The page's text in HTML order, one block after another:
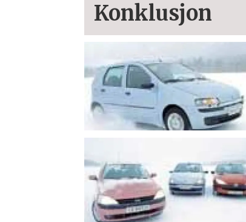
Konklusjon